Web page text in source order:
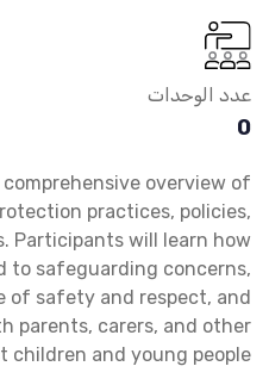
عدد الوحدات
0
overview of
practices, policies,
Participants will learn how
to safeguarding concerns,
of safety and respect, and
parents, carers, and other
and young people.